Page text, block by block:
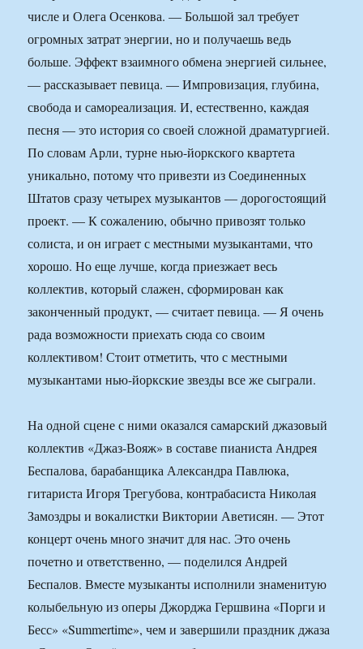
числе и Олега Осенкова. — Большой зал требует
огромных затрат энергии, но и получаешь ведь
больше. Эффект взаимного обмена энергией сильнее,
— рассказывает певица. — Импровизация, глубина,
свобода и самореализация. И, естественно, каждая
песня — это история со своей сложной драматургией.
По словам Арли, турне нью-йоркского квартета
уникально, потому что привезти из Соединенных
Штатов сразу четырех музыкантов — дорогостоящий
проект. — К сожалению, обычно привозят только
солиста, и он играет с местными музыкантами, что
хорошо. Но еще лучше, когда приезжает весь
коллектив, который слажен, сформирован как
законченный продукт, — считает певица. — Я очень
рада возможности приехать сюда со своим
коллективом! Стоит отметить, что с местными
музыкантами нью-йоркские звезды все же сыграли.
На одной сцене с ними оказался самарский джазовый
коллектив «Джаз-Вояж» в составе пианиста Андрея
Беспалова, барабанщика Александра Павлюка,
гитариста Игоря Трегубова, контрабасиста Николая
Замоздры и вокалистки Виктории Аветисян. — Этот
концерт очень много значит для нас. Это очень
почетно и ответственно, — поделился Андрей
Беспалов. Вместе музыканты исполнили знаменитую
колыбельную из оперы Джорджа Гершвина «Порги и
Бесс» «Summertime», чем и завершили праздник джаза